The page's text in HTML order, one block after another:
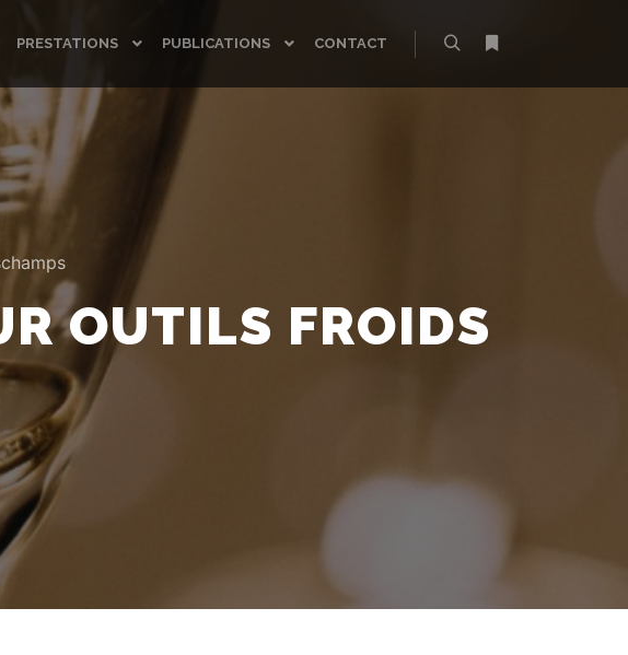
PRESTATIONS PUBLICATIONS
CONTACT
OUTILS FROIDS